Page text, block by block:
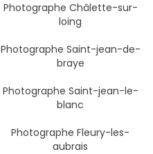
Photographe Châlette-sur-
loing
Photographe Saint-jean-de-
braye
Photographe Saint-jean-le-
blanc
Photographe Fleury-les-
aubrais